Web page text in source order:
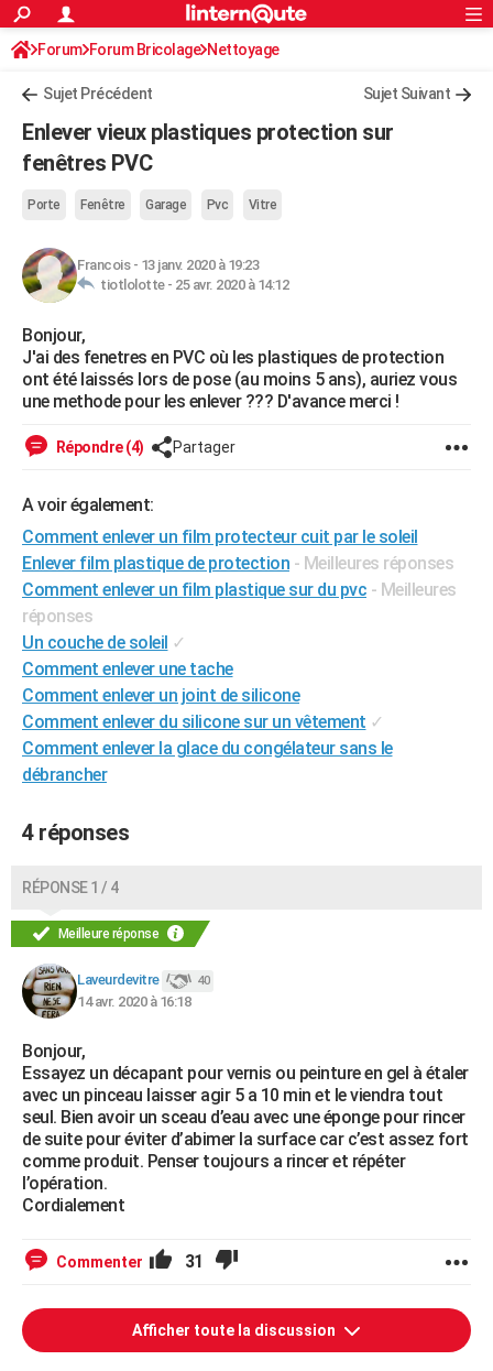
ACTUALITÉS
Politique
Société
Faits Divers
Education
Monde
Villes
+
Programme TV
TNTStreaming
Cinéma
Sorties cinéma
Musique
+FINANCE
Retraite
Impôts
Epargne
Immobilier
Risques naturels par ville
Banque
Assurance
Crédit
AUTO
Essais
Réserver un essai
Citadines
Berlines
SUV
Forum auto
HIGH-TECH
Mobiles
Meilleur smartphone
Internet
Ordinateurs
Jeux vidéo
Guide high-tech
+BRICOLAGE
Forum
Aménagement intérieur
Extérieur
Cuisine
Salle de bains
Jardinage
Rangement
WEEK-END
Guides de France
Escapades
Patrimoine
Expositions
Musées
Week-end nature
+LIFESTYLE
Destinations
City break
Voyage nature
Voyage de noces
Forum
Climat
+
GUIDES D'ACHAT
BONS PLANS
CARTE DE VOEUX
Carte de Noël
Carte Bonne année
Carte Saint-Valentin
Carte Pâques
Carte d'anniversaire
DICTIONNAIRE
Dictionnaire
Biographies
Citations
Expressions
Proverbes
PROGRAMME TV
COPAINS D'AVANT
S'inscrire
Se connecter
Lycées
Collèges
Primaires
Universités
Entreprises
Service militaire
Avis de recherche
AVIS DE DÉCÈS
FORUM
S'inscrire
Connexion
Forum Forum Bricolage Nettoyage
Sujet Précédent Sujet Suivant
Enlever vieux plastiques protection sur
fenêtres PVC
Porte Fenêtre Garage Pvc Vitre
Francois- 13 janv. 2020 à 19:23
tiotlolotte - 25 avr. 2020 à 14:12
Bonjour,
J'ai des fenetres en PVC où les plastiques de protection
ont été laissés lors de pose (au moins 5 ans), auriez vous
une methode pour les enlever ??? D'avance merci !
Répondre (4) Partager
A voir également:
Comment enlever un film protecteur cuit par le soleil
Enlever film plastique de protection - Meilleures réponses
Comment enlever un film plastique sur du pvc - Meilleures
réponses
Un couche de soleil ✓
Comment enlever une tache
Comment enlever un joint de silicone
Comment enlever du silicone sur un vêtement ✓
Comment enlever la glace du congélateur sans le
débrancher
4 réponses
RÉPONSE 1 / 4
Meilleure réponse
Laveurdevitre 40
14 avr. 2020 à 16:18
Bonjour,
Essayez un décapant pour vernis ou peinture en gel à étaler
avec un pinceau laisser agir 5 a 10 min et le viendra tout
seul. Bien avoir un sceau d’eau avec une éponge pour rincer
de suite pour éviter d’abimer la surface car c’est assez fort
comme produit. Penser toujours a rincer et répéter
l’opération.
Cordialement
Commenter 31
Afficher toute la discussion